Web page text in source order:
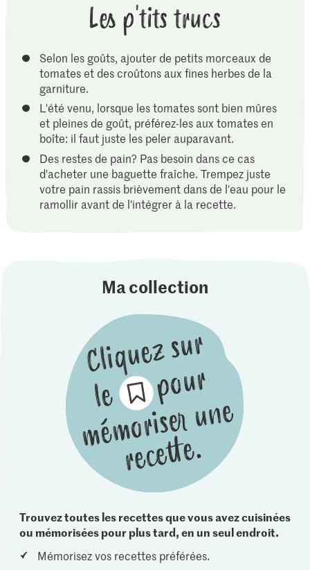
Les p'tits trucs
Selon les goûts, ajouter de petits morceaux de
tomates et des croûtons aux fines herbes de la
garniture.
L'été venu, lorsque les tomates sont bien mûres
et pleines de goût, préférez-les aux tomates en
boîte: il faut juste les peler auparavant.
Des restes de pain? Pas besoin dans ce cas
d'acheter une baguette fraîche. Trempez juste
votre pain rassis brièvement dans de l'eau pour le
ramollir avant de l'intégrer à la recette.
Ma collection
Trouvez toutes les recettes que vous avez cuisinées
ou mémorisées pour plus tard, en un seul endroit.
Mémorisez vos recettes préférées.